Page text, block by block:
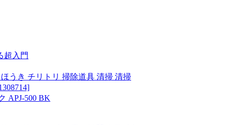
超入門
ほうき チリトリ 掃除道具 清掃 清掃
APJ-500 BK